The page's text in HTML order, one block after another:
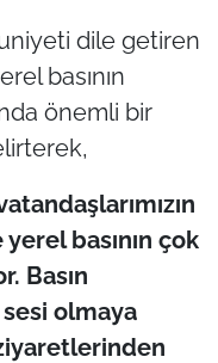
dile getiren
basının
önemli bir
basının çok
Basın
olmaya